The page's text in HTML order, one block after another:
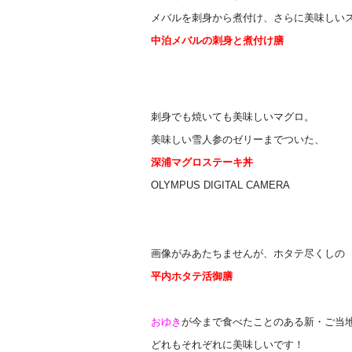
メバルを刺身から煮付け、さらに美味しい
中泊メバルの刺身と煮付け膳
刺身でも焼いても美味しいマグロ。
美味しい雪人参のゼリーまでついた、
深浦マグロステーキ丼
OLYMPUS DIGITAL CAMERA
画像がみあたちませんが、ホタテ尽くしの
平内ホタテ活御膳
おゆき が今まで食べたことのある新・ご当
どれもそれぞれに美味しいです！